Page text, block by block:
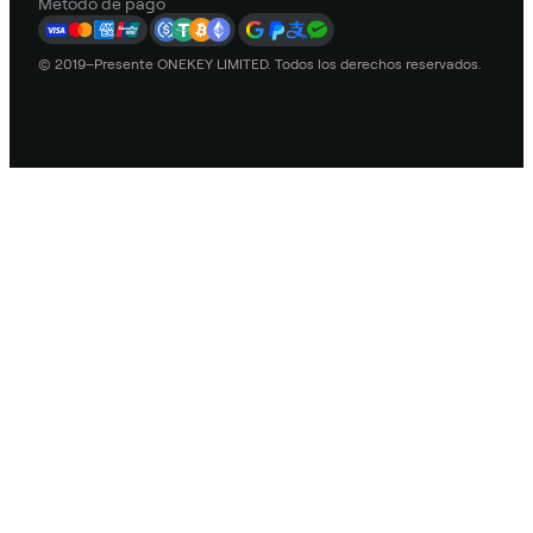
© 2019–Presente ONEKEY LIMITED. Todos los derechos reservados.